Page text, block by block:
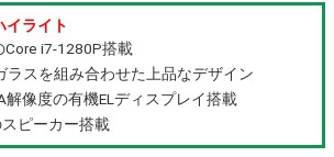
イライト
i7-1280P搭載
ラスを組み合わせた上品なデザイン
解像度の有機ELディスプレイ搭載
ピーカー搭載